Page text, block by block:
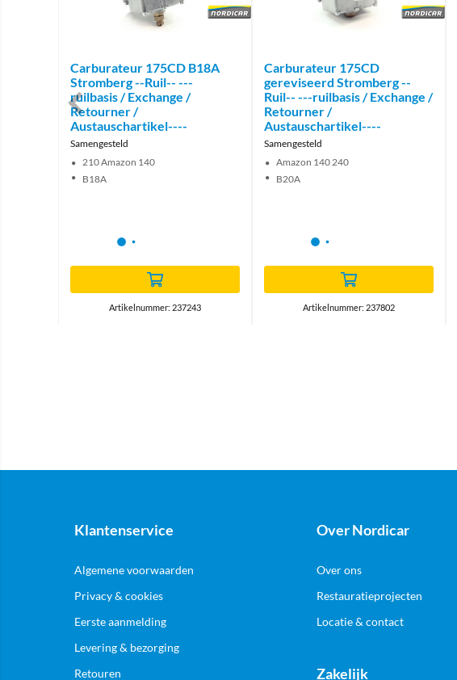
Brand
Carburateur 175CD B18A
Stromberg --Ruil-- ---
ruilbasis / Exchange /
Retourner /
Austauschartikel----
Samengesteld
210 Amazon 140
B18A
Artikelnummer: 237243
Brand
Carburateur 175CD
gereviseerd Stromberg --
Ruil-- ---ruilbasis / Exchange /
Retourner /
Austauschartikel----
Samengesteld
Amazon 140 240
B20A
Artikelnummer: 237802
Klantenservice
Algemene voorwaarden
Privacy & cookies
Eerste aanmelding
Levering & bezorging
Retouren
Over Nordicar
Over ons
Restauratieprojecten
Locatie & contact
Zakelijk